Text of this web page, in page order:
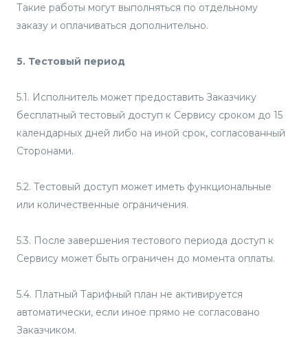
Такие работы могут выполняться по отдельному
заказу и оплачиваться дополнительно.
5. Тестовый период
5.1. Исполнитель может предоставить Заказчику
бесплатный тестовый доступ к Сервису сроком до 15
календарных дней либо на иной срок, согласованный
Сторонами.
5.2. Тестовый доступ может иметь функциональные
или количественные ограничения.
5.3. После завершения тестового периода доступ к
Сервису может быть ограничен до момента оплаты.
5.4. Платный Тарифный план не активируется
автоматически, если иное прямо не согласовано
Заказчиком.